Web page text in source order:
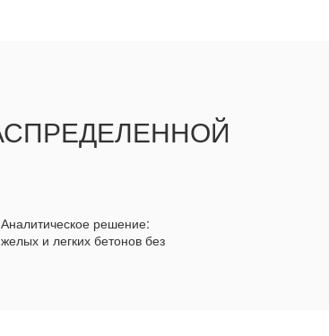
решение:
и легких бетонов без